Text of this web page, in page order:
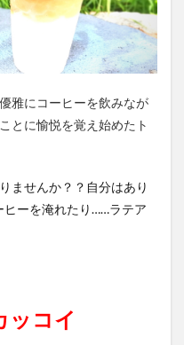
雅にコーヒーを飲みなが
とに愉悦を覚え始めたト
ませんか？？自分はあり
ヒーを淹れたり……ラテア
ッコイ